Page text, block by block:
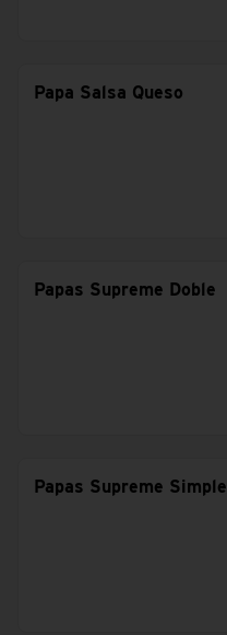
Papa Salsa Queso
Papas Supreme Doble
Papas Supreme Simple